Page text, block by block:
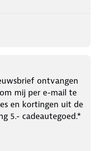
ontvangen
mij per e-mail te
en kortingen uit de
5.- cadeautegoed.*